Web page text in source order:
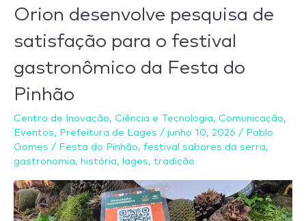
Orion desenvolve pesquisa de
satisfação para o festival
gastronômico da Festa do
Pinhão
Centro de Inovação, Ciência e Tecnologia, Comunicação,
Eventos, Prefeitura de Lages / junho 10, 2026 / Pablo
Gomes / Festa do Pinhão, festival sabores da serra,
gastronomia, história, lages, tradição
Orion
pesquisa
de
para
o
festival
gastronômico
Festa
do